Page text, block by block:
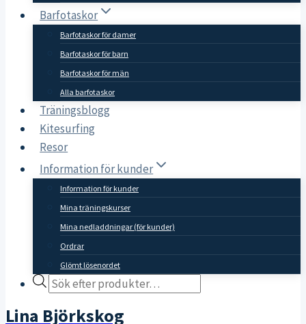
Barfotaskor
Barfotaskor för damer
Barfotaskor för barn
Barfotaskor för män
Alla barfotaskor
Träningsblogg
Kitesurfing
Resor
Information för kunder
Information för kunder
Mina träningskurser
Mina nedladdningar (för kunder)
Ordrar
Glömt lösenordet
Products
Lina Björkskog